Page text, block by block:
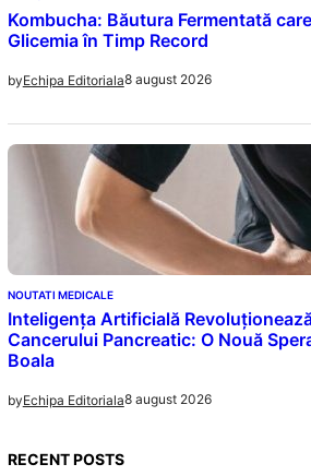
Kombucha: Băutura Fermentată
Glicemia în Timp Record
byEchipa Editoriala8 august 2026
NOUTATI MEDICALE
Inteligența Artificială
Cancerului Pancreatic: O Nouă
Boala
byEchipa Editoriala8 august 2026
RECENT POSTS